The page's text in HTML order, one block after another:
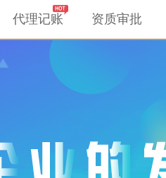
代理记账 资质审批